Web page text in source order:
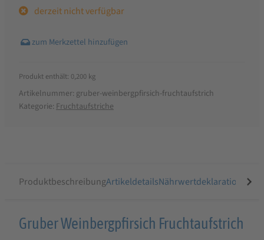
derzeit nicht verfügbar
Produkt enthält: 0,200 kg
Artikelnummer: gruber-weinbergpfirsich-fruchtaufstrich
Kategorie: Fruchtaufstriche
ProduktbeschreibungArtikeldetailsNährwertdeklaration
Produktbeschreibung
Gruber Weinbergpfirsich Fruchtaufstrich